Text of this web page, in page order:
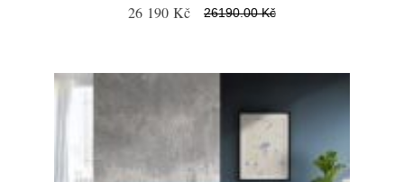
26 190 Kč 26190.00 Kč